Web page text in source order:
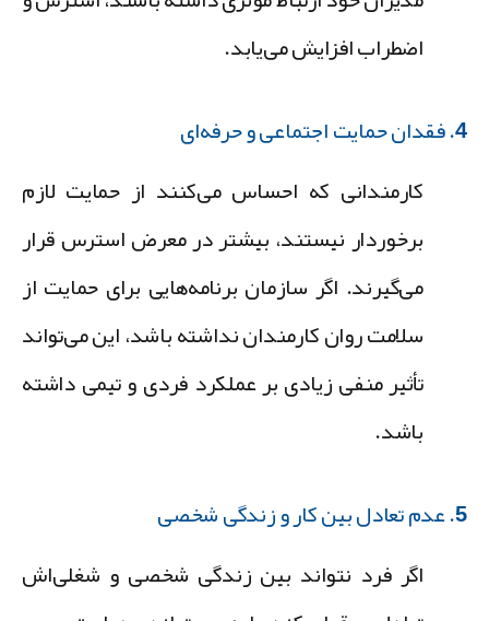
اضطراب افزایش می‌یابد.
کارمندانی که احساس می‌کنند از حمایت لازم
برخوردار نیستند، بیشتر در معرض استرس قرار
می‌گیرند. اگر سازمان برنامه‌هایی برای حمایت از
سلامت روان کارمندان نداشته باشد، این می‌تواند
تأثیر منفی زیادی بر عملکرد فردی و تیمی داشته
باشد.
اگر فرد نتواند بین زندگی شخصی و شغلی‌اش